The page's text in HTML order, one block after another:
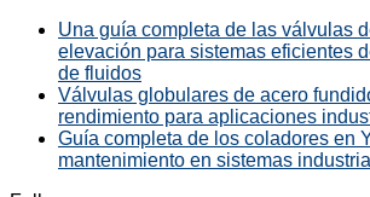
Una guía completa de las válvulas
elevación para sistemas eficientes
de fluidos
Válvulas globulares de acero
rendimiento para aplicaciones
Guía completa de los coladores en
mantenimiento en sistemas